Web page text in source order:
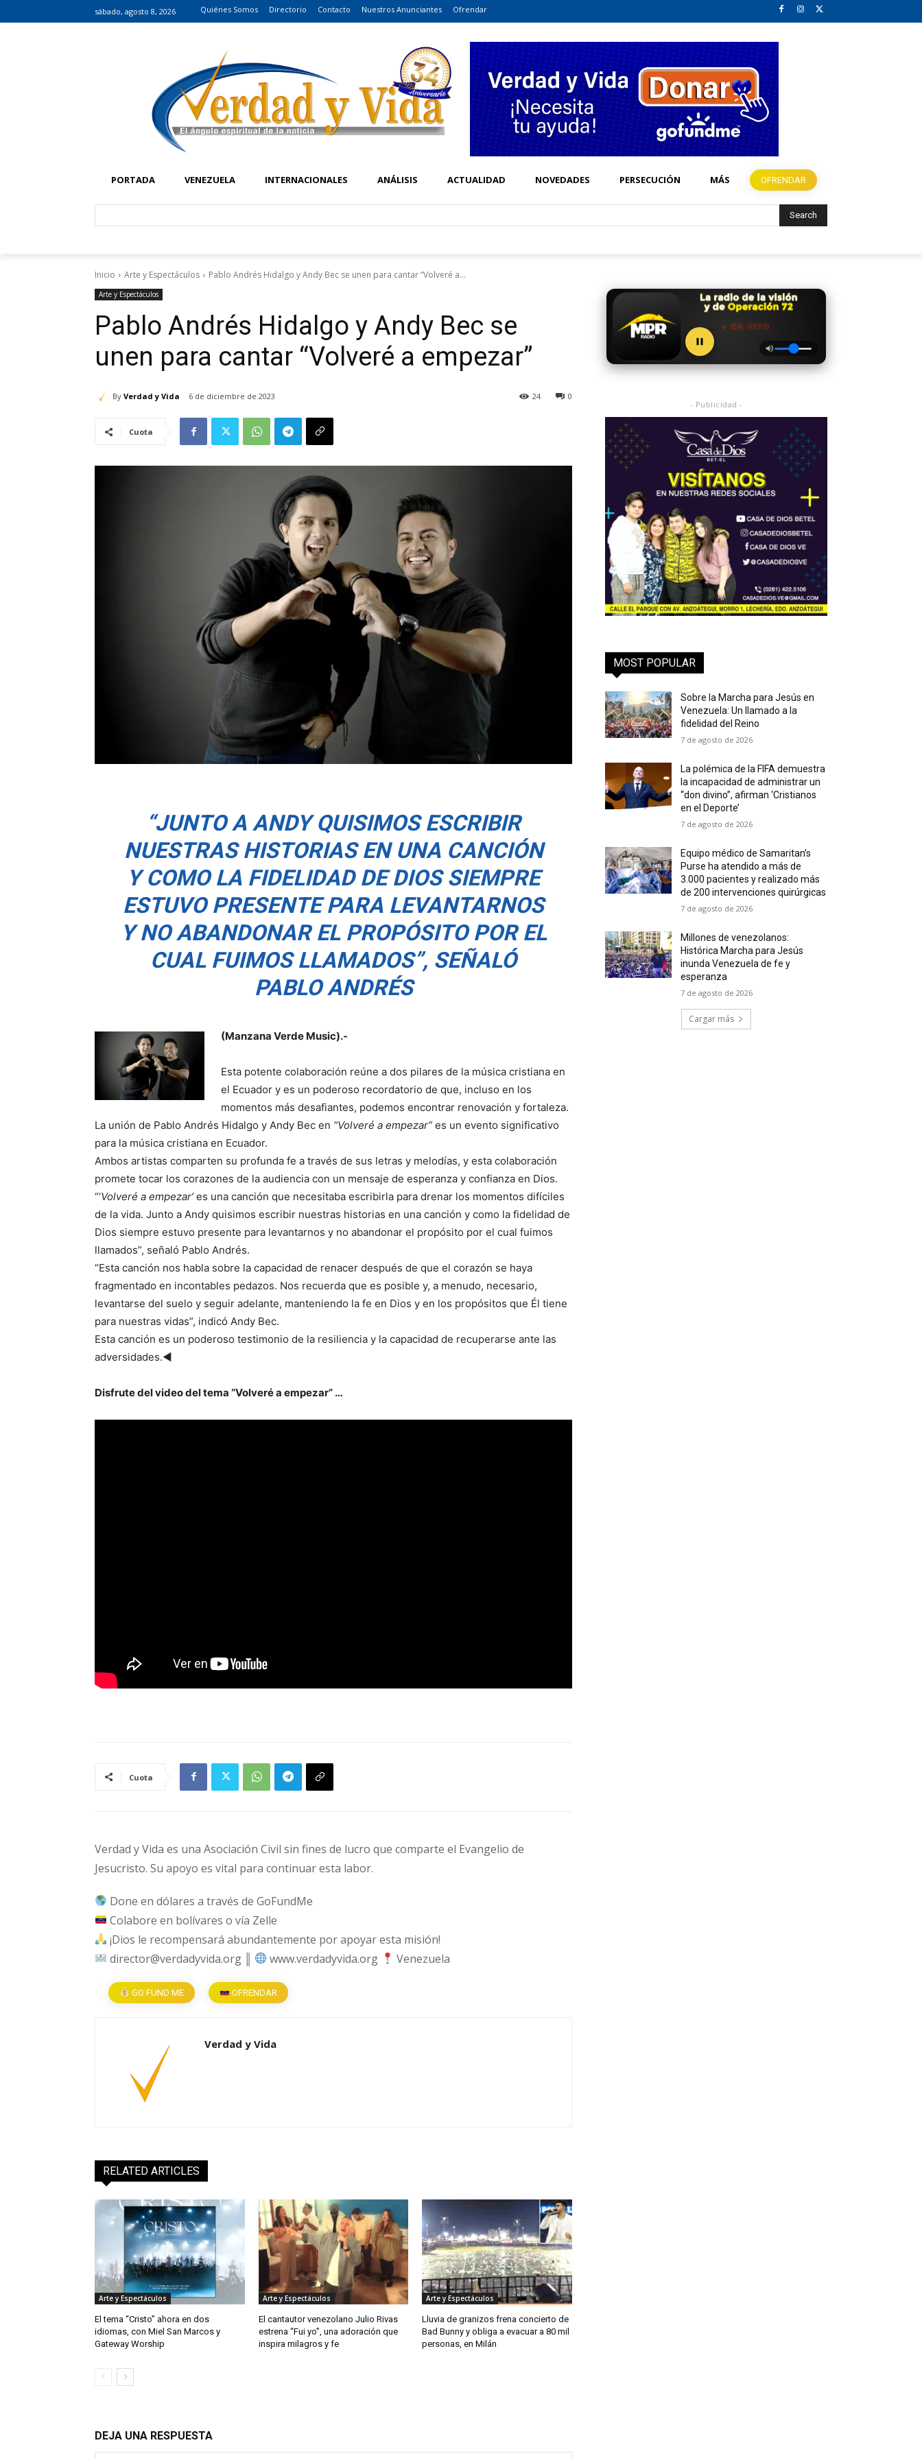
sábado, agosto 8, 2026 Quiénes Somos Directorio Contacto Nuestros Anunciantes Ofrendar
PORTADA VENEZUELA INTERNACIONALES ANÁLISIS ACTUALIDAD NOVEDADES PERSECUCIÓN MÁS OFRENDAR
Search
Inicio Arte y Espectáculos Pablo Andrés Hidalgo y Andy Bec se unen para cantar “Volveré a...
Arte y Espectáculos
Pablo Andrés Hidalgo y Andy Bec se
unen para cantar “Volveré a empezar”
By Verdad y Vida 6 de diciembre de 2023 0
24
Cuota
“JUNTO A ANDY QUISIMOS ESCRIBIR
NUESTRAS HISTORIAS EN UNA CANCIÓN
Y COMO LA FIDELIDAD DE DIOS SIEMPRE
ESTUVO PRESENTE PARA LEVANTARNOS
Y NO ABANDONAR EL PROPÓSITO POR EL
CUAL FUIMOS LLAMADOS”, SEÑALÓ
PABLO ANDRÉS
(Manzana Verde Music).-
Esta potente colaboración reúne a dos pilares de la música cristiana en
el Ecuador y es un poderoso recordatorio de que, incluso en los
momentos más desafiantes, podemos encontrar renovación y fortaleza.
La unión de Pablo Andrés Hidalgo y Andy Bec en “Volveré a empezar” es un evento significativo
para la música cristiana en Ecuador.
Ambos artistas comparten su profunda fe a través de sus letras y melodías, y esta colaboración
promete tocar los corazones de la audiencia con un mensaje de esperanza y confianza en Dios.
“‘Volveré a empezar’es una canción que necesitaba escribirla para drenar los momentos difíciles
de la vida. Junto a Andy quisimos escribir nuestras historias en una canción y como la fidelidad de
Dios siempre estuvo presente para levantarnos y no abandonar el propósito por el cual fuimos
llamados”, señaló Pablo Andrés.
“Esta canción nos habla sobre la capacidad de renacer después de que el corazón se haya
fragmentado en incontables pedazos. Nos recuerda que es posible y, a menudo, necesario,
levantarse del suelo y seguir adelante, manteniendo la fe en Dios y en los propósitos que Él tiene
para nuestras vidas”, indicó Andy Bec.
Esta canción es un poderoso testimonio de la resiliencia y la capacidad de recuperarse ante las
adversidades.◄
Disfrute del video del tema “Volveré a empezar” …
Cuota
Verdad y Vida es una Asociación Civil sin fines de lucro que comparte el Evangelio de
Jesucristo. Su apoyo es vital para continuar esta labor.
Done en dólares a través de GoFundMe
Colabore en bolívares o vía Zelle
¡Dios le recompensará abundantemente por apoyar esta misión!
director@verdadyvida.org ║
www.verdadyvida.org Venezuela
GO FUND ME OFRENDAR
Verdad y Vida
RELATED ARTICLES
Arte y Espectáculos
El tema “Cristo” ahora en dos
idiomas, con Miel San Marcos y
Gateway Worship
Arte y Espectáculos
El cantautor venezolano Julio Rivas
estrena “Fui yo”, una adoración que
inspira milagros y fe
Arte y Espectáculos
Lluvia de granizos frena concierto de
Bad Bunny y obliga a evacuar a 80 mil
personas, en Milán
DEJA UNA RESPUESTA
● EN VIVO
- Publicidad -
MOST POPULAR
Sobre la Marcha para Jesús en
Venezuela: Un llamado a la
fidelidad del Reino
7 de agosto de 2026
La polémica de la FIFA demuestra
la incapacidad de administrar un
“don divino”, afirman ‘Cristianos
en el Deporte’
7 de agosto de 2026
Equipo médico de Samaritan’s
Purse ha atendido a más de
3.000 pacientes y realizado más
de 200 intervenciones quirúrgicas
7 de agosto de 2026
Millones de venezolanos:
Histórica Marcha para Jesús
inunda Venezuela de fe y
esperanza
7 de agosto de 2026
Cargar más